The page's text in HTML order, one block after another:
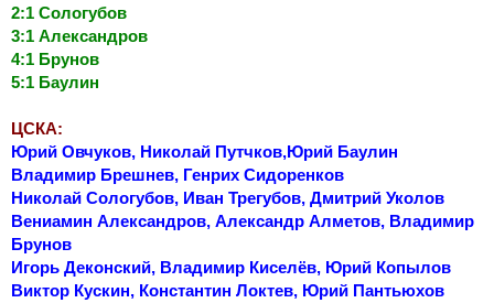
2:1 Сологубов
3:1 Александров
4:1 Брунов
5:1 Баулин
ЦСКА:
Юрий Овчуков, Николай Путчков,Юрий Баулин
Владимир Брешнев, Генрих Сидоренков
Николай Сологубов, Иван Трегубов, Дмитрий Уколов
Вениамин Александров, Александр Алметов, Владимир
Брунов
Игорь Деконский, Владимир Киселёв, Юрий Копылов
Виктор Кускин, Константин Локтев, Юрий Пантьюхов